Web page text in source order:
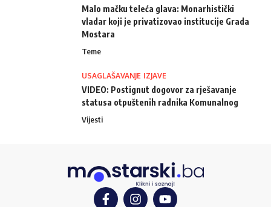
Malo mačku teleća glava: Monarhistički
vladar koji je privatizovao institucije Grada
Mostara
Teme
USAGLAŠAVANJE IZJAVE
VIDEO: Postignut dogovor za rješavanje
statusa otpuštenih radnika Komunalnog
Vijesti